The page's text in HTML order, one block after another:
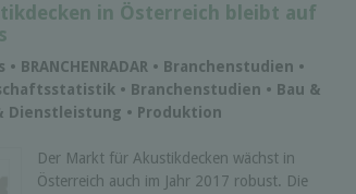
in Österreich bleibt auf
• BRANCHENRADAR • Branchenstudien •
• Branchenstudien • Bau &
Dienstleistung • Produktion
Der Markt für Akustikdecken wächst in
Österreich auch im Jahr 2017 robust. Die